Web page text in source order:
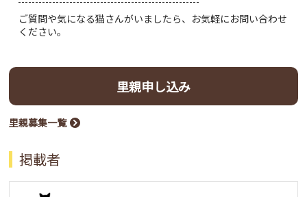
ご質問や気になる猫さんがいましたら、お気軽にお問い合わせ
ください。
里親申し込み
里親募集一覧
掲載者